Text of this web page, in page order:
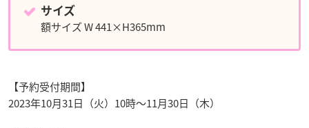
サイズ
額サイズ W 441×H365mm
【予約受付期間】
2023年10月31日（火）10時〜11月30日（木）